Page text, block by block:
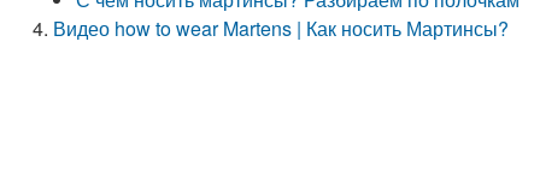
Видео how to wear Martens | Как носить Мартинсы?